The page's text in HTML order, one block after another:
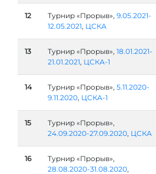
12 Турнир «Прорыв», 9.05.2021-
12.05.2021, ЦСКА
13 Турнир «Прорыв», 18.01.2021-
21.01.2021, ЦСКА-1
14 Турнир «Прорыв», 5.11.2020-
9.11.2020, ЦСКА-1
15
Турнир «Прорыв»,
24.09.2020-27.09.2020, ЦСКА
16
Турнир «Прорыв»,
28.08.2020-31.08.2020,